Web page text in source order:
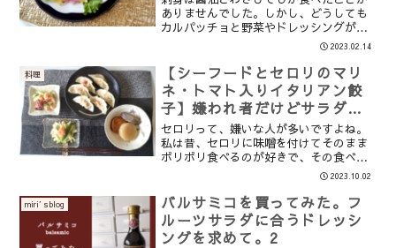
ありませんでした。しかし、どうしても
カルパッチョと野菜やドレッシングが織
りなす味を味わってみたい。と思ってい
ました。この日はぶりの刺身を購入でき
たので作ってみました。少しぶりが厚み
があったので薄くスライス...
2023.02.14
料理
【シーフードとセロリのマリ
ネ・トマト入りイタリアン餃
子】嫌われ者だけどサラダの
絶妙なアクセントになるセロ
リ☆
セロリって、嫌いな人が多いですよね。
私は昔、セロリに味噌を付けてそのまま
ボリボリ食べるのが好きで、その食べ方
しか食べたことがなかったのですが、マ
リネやサラダにするとアクセントになっ
てとっても美味しい事に気付きました。
今回はシーフードを入れた...
2023.10.02
miri′sblog
バルサミコを買ってみた。フ
ルーツサラダに合うドレッシ
ングを求めて。2